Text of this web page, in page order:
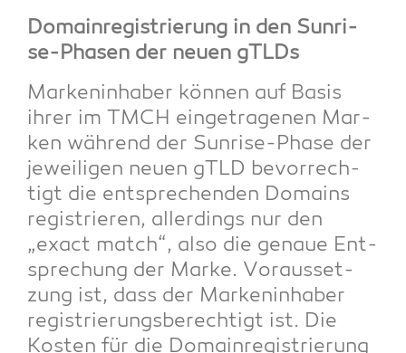
Domain­re­gis­trie­rung in den Sun­ri­
se-Pha­sen der neu­en gTLDs
Mar­ken­in­ha­ber kön­nen auf Basis
ihrer im TMCH ein­ge­tra­ge­nen Mar­
ken wäh­rend der Sun­ri­se-Pha­se der
jewei­li­gen neu­en gTLD bevor­rech­
tigt die ent­spre­chen­den Domains
regis­trie­ren, aller­dings nur den
„exact match“, also die genaue Ent­
spre­chung der Mar­ke. Vor­aus­set­
zung ist, dass der Mar­ken­in­ha­ber
regis­trie­rungs­be­rech­tigt ist. Die
Kos­ten für die Domain­re­gis­trie­rung